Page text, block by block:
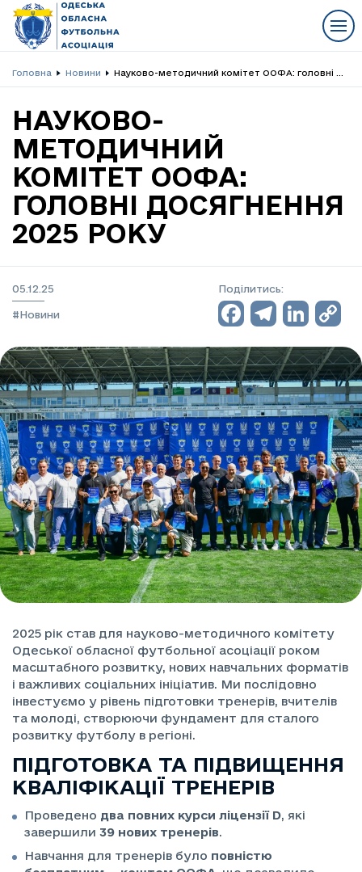
Головна Новини
НАУКОВО-
МЕТОДИЧНИЙ
КОМІТЕТ ООФА:
ГОЛОВНІ ДОСЯГНЕННЯ
2025 РОКУ
05.12.25
#Новини
Поділитись:
2025 рік став для науково-методичного комітету
Одеської обласної футбольної асоціації роком
масштабного розвитку, нових навчальних форматів
і важливих соціальних ініціатив. Ми послідовно
інвестуємо у рівень підготовки тренерів, вчителів
та молоді, створюючи фундамент для сталого
розвитку футболу в регіоні.
ПІДГОТОВКА ТА ПІДВИЩЕННЯ
КВАЛІФІКАЦІЇ ТРЕНЕРІВ
Проведено два повних курси ліцензії D, які
завершили 39 нових тренерів.
Навчання для тренерів було повністю